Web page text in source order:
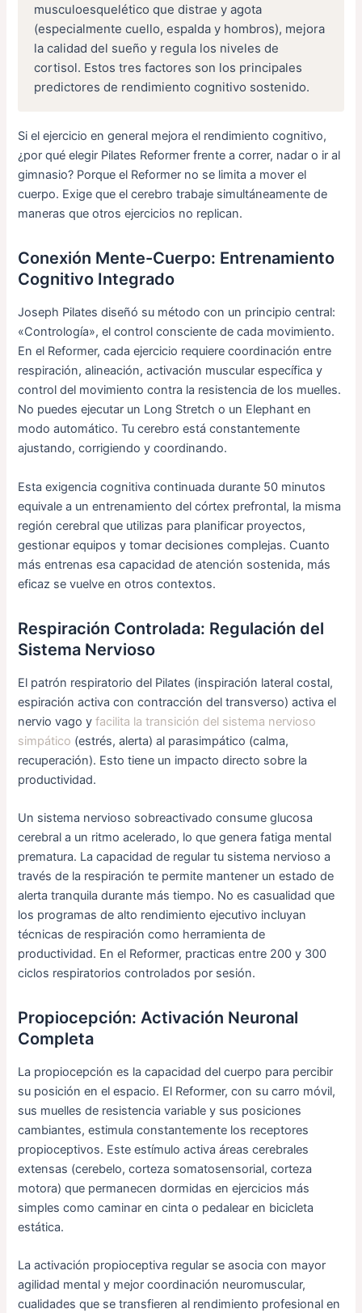
musculoesquelético que distrae y agota
(especialmente cuello, espalda y hombros), mejora
la calidad del sueño y regula los niveles de
cortisol. Estos tres factores son los principales
predictores de rendimiento cognitivo sostenido.
Si el ejercicio en general mejora el rendimiento cognitivo,
¿por qué elegir Pilates Reformer frente a correr, nadar o ir al
gimnasio? Porque el Reformer no se limita a mover el
cuerpo. Exige que el cerebro trabaje simultáneamente de
maneras que otros ejercicios no replican.
Conexión Mente-Cuerpo: Entrenamiento
Cognitivo Integrado
Joseph Pilates diseñó su método con un principio central:
«Contrología», el control consciente de cada movimiento.
En el Reformer, cada ejercicio requiere coordinación entre
respiración, alineación, activación muscular específica y
control del movimiento contra la resistencia de los muelles.
No puedes ejecutar un Long Stretch o un Elephant en
modo automático. Tu cerebro está constantemente
ajustando, corrigiendo y coordinando.
Esta exigencia cognitiva continuada durante 50 minutos
equivale a un entrenamiento del córtex prefrontal, la misma
región cerebral que utilizas para planificar proyectos,
gestionar equipos y tomar decisiones complejas. Cuanto
más entrenas esa capacidad de atención sostenida, más
eficaz se vuelve en otros contextos.
Respiración Controlada: Regulación del
Sistema Nervioso
El patrón respiratorio del Pilates (inspiración lateral costal,
espiración activa con contracción del transverso) activa el
nervio vago yfacilita la transición del sistema nervioso
simpático (estrés, alerta) al parasimpático (calma,
recuperación). Esto tiene un impacto directo sobre la
productividad.
Un sistema nervioso sobreactivado consume glucosa
cerebral a un ritmo acelerado, lo que genera fatiga mental
prematura. La capacidad de regular tu sistema nervioso a
través de la respiración te permite mantener un estado de
alerta tranquila durante más tiempo. No es casualidad que
los programas de alto rendimiento ejecutivo incluyan
técnicas de respiración como herramienta de
productividad. En el Reformer, practicas entre 200 y 300
ciclos respiratorios controlados por sesión.
Propiocepción: Activación Neuronal
Completa
La propiocepción es la capacidad del cuerpo para percibir
su posición en el espacio. El Reformer, con su carro móvil,
sus muelles de resistencia variable y sus posiciones
cambiantes, estimula constantemente los receptores
propioceptivos. Este estímulo activa áreas cerebrales
extensas (cerebelo, corteza somatosensorial, corteza
motora) que permanecen dormidas en ejercicios más
simples como caminar en cinta o pedalear en bicicleta
estática.
La activación propioceptiva regular se asocia con mayor
agilidad mental y mejor coordinación neuromuscular,
cualidades que se transfieren al rendimiento profesional en